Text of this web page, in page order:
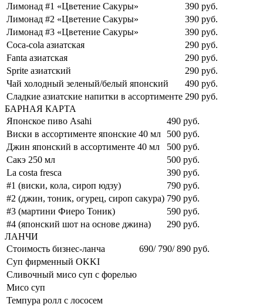
Лимонад #1 «Цветение Сакуры»
390 руб.
Лимонад #2 «Цветение Сакуры»
390 руб.
Лимонад #3 «Цветение Сакуры»
390 руб.
Coca-cola азиатская
290 руб.
Fanta азиатская
290 руб.
Sprite азиатский
290 руб.
Чай холодный зеленый/белый японский
490 руб.
Сладкие азиатские напитки в ассортименте 290 руб.
БАРНАЯ КАРТА
Японское пиво Asahi
490 руб.
Виски в ассортименте японские 40 мл
500 руб.
Джин японский в ассортименте 40 мл
500 руб.
Сакэ 250 мл
500 руб.
La costa fresca
390 руб.
#1 (виски, кола, сироп юдзу)
790 руб.
#2 (джин, тоник, огурец, сироп сакура) 790 руб.
#3 (мартини Фиеро Тоник)
590 руб.
#4 (японский шот на основе джина)
290 руб.
ЛАНЧИ
Стоимость бизнес-ланча
690/ 790/ 890 руб.
Суп фирменный OKKI
Сливочный мисо суп с форелью
Мисо суп
Темпура ролл с лососем